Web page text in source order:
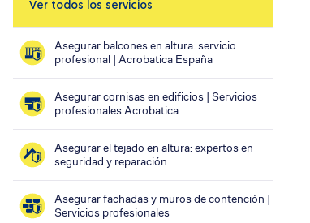
Qué te ofrecemos
Envía tu CV
Ofertas de trabajo
Dónde estamos
Ver todos los servicios
Asegurar balcones en altura: servicio
profesional | Acrobatica España
Asegurar cornisas en edificios | Servicios
profesionales Acrobatica
Asegurar el tejado en altura: expertos en
seguridad y reparación
Asegurar fachadas y muros de contención |
Servicios profesionales